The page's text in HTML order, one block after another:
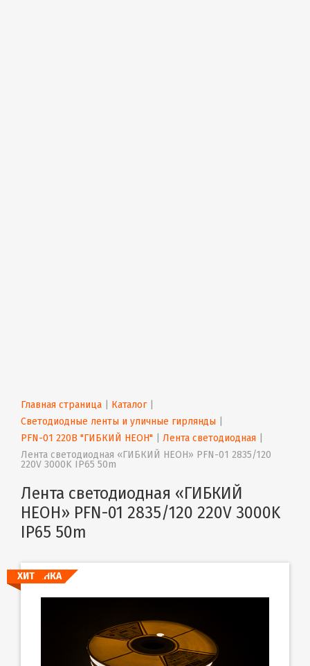
Главная страница Каталог |
Светодиодные ленты и уличные гирлянды
PFN-01 220В "ГИБКИЙ НЕОН"
Лента светодиодная
Лента светодиодная «ГИБКИЙ НЕОН» PFN-01 2835/120
220V 3000K IP65 50m
Лента светодиодная «ГИБКИЙ
НЕОН» PFN-01 2835/120 220V 3000K
IP65 50m
НОВИНКА
ХИТ